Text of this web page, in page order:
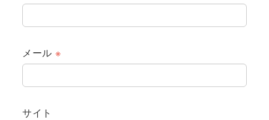
メール ※
サイト